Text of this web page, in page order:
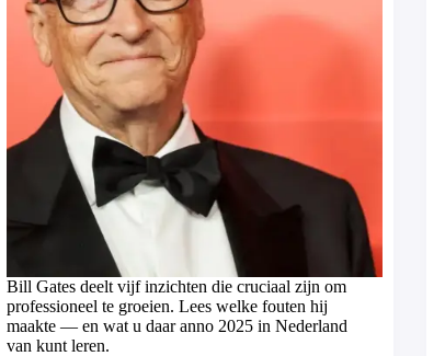
Bill Gates deelt vijf inzichten die cruciaal zijn om
professioneel te groeien. Lees welke fouten hij
maakte — en wat u daar anno 2025 in Nederland
van kunt leren.